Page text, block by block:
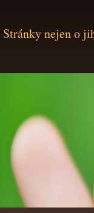
Stránky nejen o